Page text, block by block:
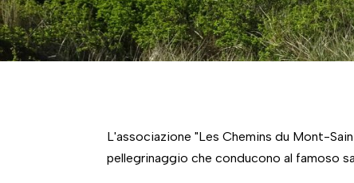
L'associazione "Les Chemins du Mont-
pellegrinaggio che conducono al famoso